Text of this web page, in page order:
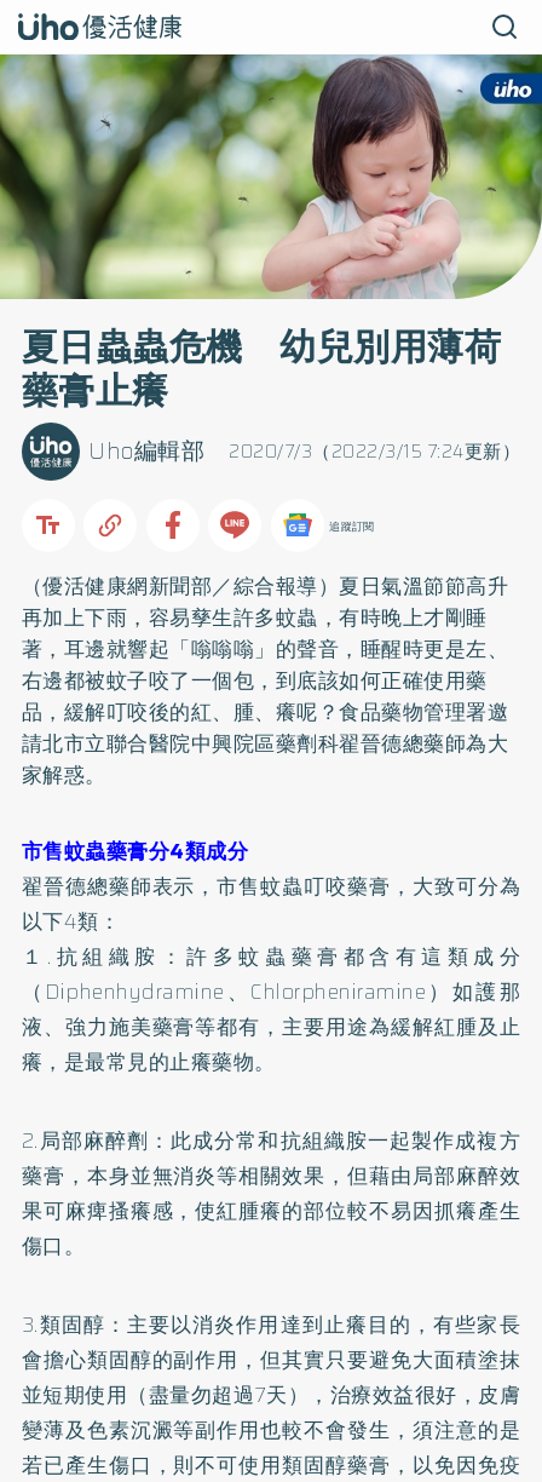
夏日蟲蟲危機 幼兒別用薄荷
藥膏止癢
2020/7/3（2022/3/15 7:24更新）
Uho編輯部
追蹤訂閱
（優活健康網新聞部／綜合報導）夏日氣溫節節高升
再加上下雨，容易孳生許多蚊蟲，有時晚上才剛睡
著，耳邊就響起「嗡嗡嗡」的聲音，睡醒時更是左、
右邊都被蚊子咬了一個包，到底該如何正確使用藥
品，緩解叮咬後的紅、腫、癢呢？食品藥物管理署邀
請北市立聯合醫院中興院區藥劑科翟晉德總藥師為大
家解惑。
市售蚊蟲藥膏分4類成分
翟晉德總藥師表示，市售蚊蟲叮咬藥膏，大致可分為
以下4類：
１.抗組織胺：許多蚊蟲藥膏都含有這類成分
（Diphenhydramine、Chlorpheniramine）如護那
液、強力施美藥膏等都有，主要用途為緩解紅腫及止
癢，是最常見的止癢藥物。
2.局部麻醉劑：此成分常和抗組織胺一起製作成複方
藥膏，本身並無消炎等相關效果，但藉由局部麻醉效
果可麻痺搔癢感，使紅腫癢的部位較不易因抓癢產生
傷口。
3.類固醇：主要以消炎作用達到止癢目的，有些家長
會擔心類固醇的副作用，但其實只要避免大面積塗抹
並短期使用（盡量勿超過7天），治療效益很好，皮膚
變薄及色素沉澱等副作用也較不會發生，須注意的是
若已產生傷口，則不可使用類固醇藥膏，以免因免疫